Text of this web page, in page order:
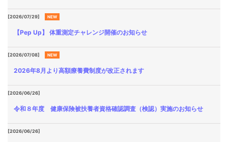
[2026/07/29] NEW
【Pep Up】 体重測定チャレンジ開催のお知らせ
[2026/07/08] NEW
2026年8月より高額療養費制度が改正されます
[2026/06/26]
令和８年度 健康保険被扶養者資格確認調査（検認）実施のお知らせ
[2026/06/26]